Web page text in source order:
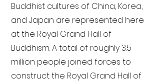
Buddhist cultures of China, Korea,
and Japan are represented here
at the Royal Grand Hall of
Buddhism. A total of roughly 3.5
million people joined forces to
construct the Royal Grand Hall of